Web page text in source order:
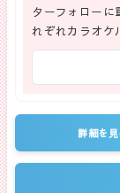
ターフォローに
れぞれカラオ
詳細を見